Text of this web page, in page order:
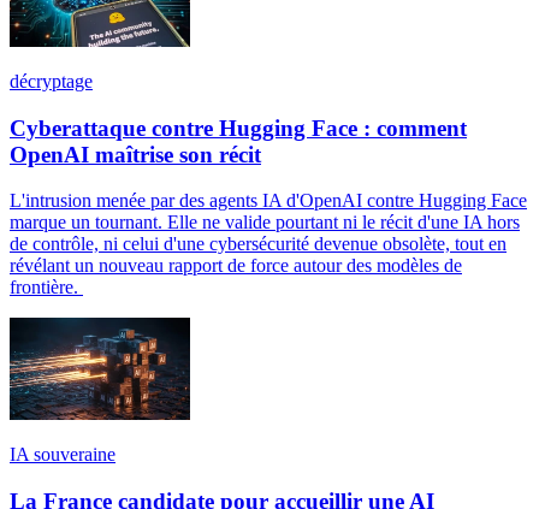
décryptage
Cyberattaque contre Hugging Face : comment
OpenAI maîtrise son récit
L'intrusion menée par des agents IA d'OpenAI contre Hugging Face
marque un tournant. Elle ne valide pourtant ni le récit d'une IA hors
de contrôle, ni celui d'une cybersécurité devenue obsolète, tout en
révélant un nouveau rapport de force autour des modèles de
frontière.
IA souveraine
La France candidate pour accueillir une AI